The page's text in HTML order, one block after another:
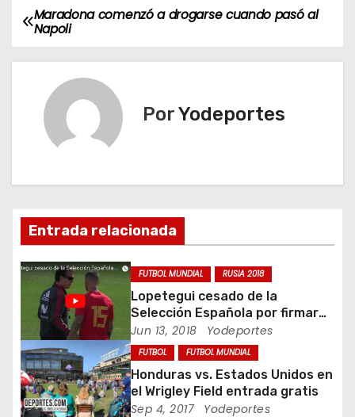
N
a
a
c
i
ó
n
d
e
Maradona comenzó a drogarse cuando pasó al
Napoli
PorYodeportes
Entrada relacionada
FUTBOL MUNDIAL RUSIA 2018
Lopetegui cesado de la
Selección Española por firmar
con el Real Madrid
Jun 13, 2018 Yodeportes
FUTBOL FUTBOL MUNDIAL
Honduras vs. Estados Unidos en
el Wrigley Field entrada gratis
Sep 4, 2017 Yodeportes